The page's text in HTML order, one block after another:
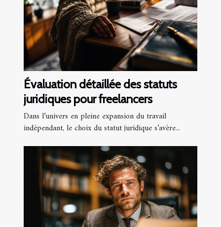
Évaluation détaillée des statuts
juridiques pour freelancers
Dans l’univers en pleine expansion du travail
indépendant, le choix du statut juridique s’avère...